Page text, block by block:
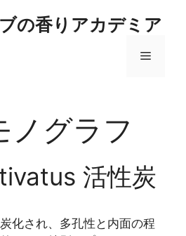
ブの香りアカデミア
メ
ー
ノグラフ
活性炭
化され、多孔性と内面の程